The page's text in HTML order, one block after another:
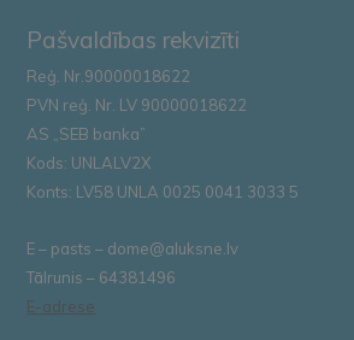
Pašvaldības rekvizīti
Reģ. Nr.90000018622
PVN reģ. Nr. LV 90000018622
AS „SEB banka”
Kods: UNLALV2X
Konts: LV58 UNLA 0025 0041 3033 5
E – pasts – dome@aluksne.lv
Tālrunis – 64381496
E-adrese